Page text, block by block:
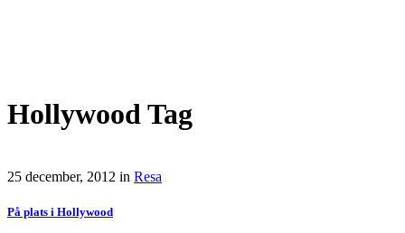
Hollywood Tag
25 december, 2012 in Resa
På plats i Hollywood